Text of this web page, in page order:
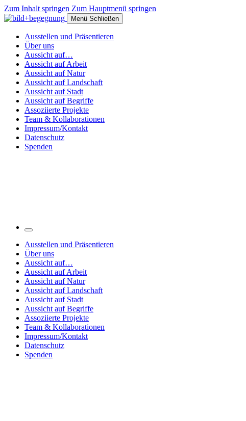
Zum Inhalt springen Zum Hauptmenü springen
Menü Schließen
Ausstellen und Präsentieren
Über uns
Aussicht auf…
Aussicht auf Arbeit
Aussicht auf Natur
Aussicht auf Landschaft
Aussicht auf Stadt
Aussicht auf Begriffe
Assoziierte Projekte
Team & Kollaborationen
Impressum/Kontakt
Datenschutz
Spenden
Suchfeld
umschalten
Ausstellen und Präsentieren
Über uns
Aussicht auf…
Aussicht auf Arbeit
Aussicht auf Natur
Aussicht auf Landschaft
Aussicht auf Stadt
Aussicht auf Begriffe
Assoziierte Projekte
Team & Kollaborationen
Impressum/Kontakt
Datenschutz
Spenden